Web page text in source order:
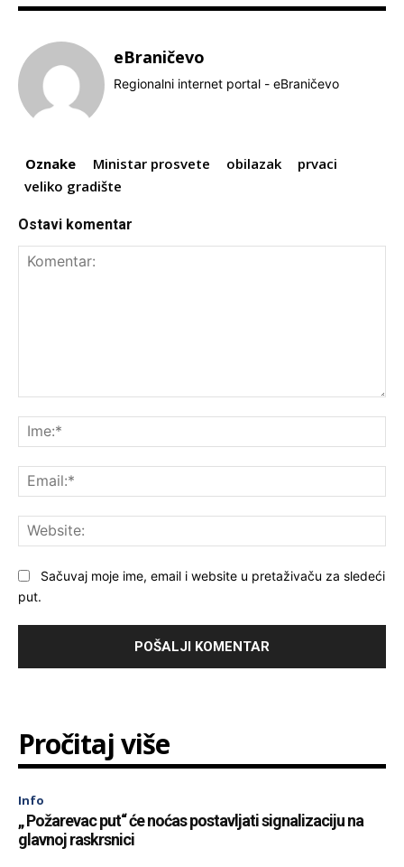
eBraničevo
Regionalni internet portal - eBraničevo
Oznake Ministar prosvete obilazak
prvaci
veliko gradište
Ostavi komentar
Sačuvaj moje ime, email i website u pretaživaču za sledeći
put.
Pročitaj više
Info
„ Požarevac put“ će noćas postavljati signalizaciju na
glavnoj raskrsnici